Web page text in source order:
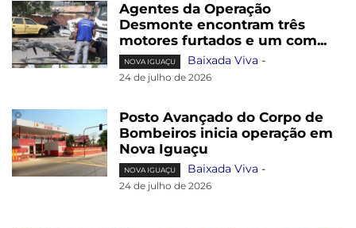
Agentes da Operação
Desmonte encontram três
motores furtados e um com...
NOVA IGUAÇU Baixada Viva -
24 de julho de 2026
Posto Avançado do Corpo de
Bombeiros inicia operação em
Nova Iguaçu
NOVA IGUAÇU Baixada Viva -
24 de julho de 2026